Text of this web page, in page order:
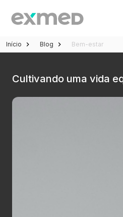
Início Blog Bem-estar
Cultivando uma vida